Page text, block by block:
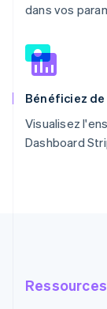
dans vos
Bénéficiez
Visualisez
Dashboard
Ressources